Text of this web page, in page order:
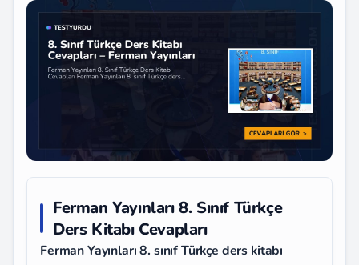
Ferman Yayınları 8. Sınıf Türkçe
Ders Kitabı Cevapları
Ferman Yayınları 8. sınıf Türkçe ders kitabı